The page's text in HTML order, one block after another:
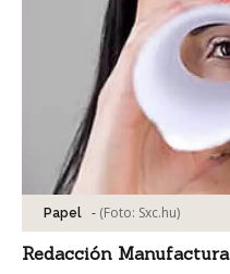
Papel - (Foto: Sxc.hu)
Redacción Manufactura